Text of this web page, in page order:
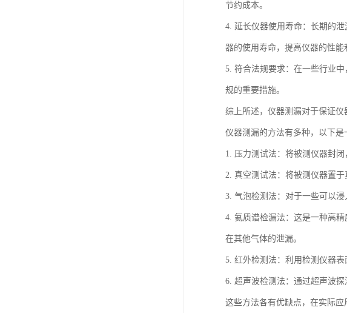
节约成本。
4. 延长仪器使用寿命：长期的
器的使用寿命，提高仪器的性能
5. 符合法规要求：在一些行业
规的重要措施。
综上所述，仪器测漏对于保证仪
仪器测漏的方法有多种，以下是
1. 压力测试法：将被测仪器封
2. 真空测试法：将被测仪器置
3. 气泡检测法：对于一些可以
4. 氦质谱检漏法：这是一种高
在其他气体的泄漏。
5. 红外检测法：利用检测仪器
6. 超声波检测法：通过超声波
这些方法各有优缺点，在实际应